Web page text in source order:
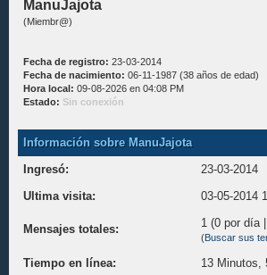
ManuJajota
(Miembr@)
Fecha de registro: 23-03-2014
Fecha de nacimiento: 06-11-1987 (38 años de edad)
Hora local: 09-08-2026 en 04:08 PM
Estado: Sin conexión
Información sobre ManuJajota
Ingresó:
23-03-2014
Ultima visita:
03-05-2014
Mensajes totales: 1 (0 por día
(Buscar sus
Tiempo en línea:
13 Minutos,